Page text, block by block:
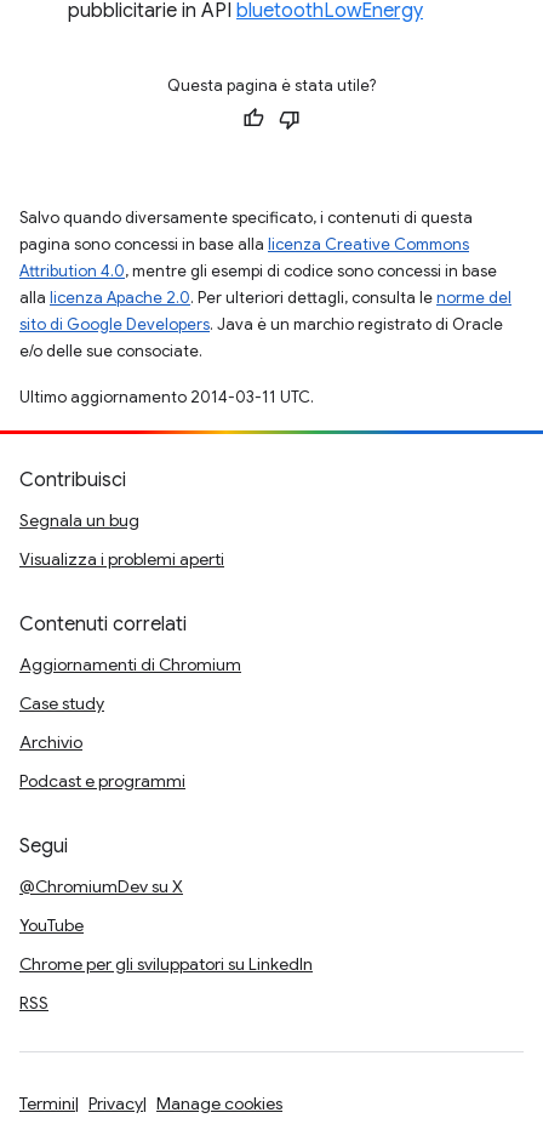
pubblicitarie in API bluetoothLowEnergy
Questa pagina è stata utile?
Salvo quando diversamente specificato, i contenuti di questa
pagina sono concessi in base alla licenza Creative Commons
Attribution 4.0, mentre gli esempi di codice sono concessi in base
alla licenza Apache 2.0. Per ulteriori dettagli, consulta lenorme del
sito di Google Developers. Java è un marchio registrato di Oracle
e/o delle sue consociate.
Ultimo aggiornamento 2014-03-11 UTC.
Contribuisci
Segnala un bug
Visualizza i problemi aperti
Contenuti correlati
Aggiornamenti di Chromium
Case study
Archivio
Podcast e programmi
Segui
@ChromiumDev su X
YouTube
Chrome per gli sviluppatori su LinkedIn
RSS
Termini Privacy Manage cookies